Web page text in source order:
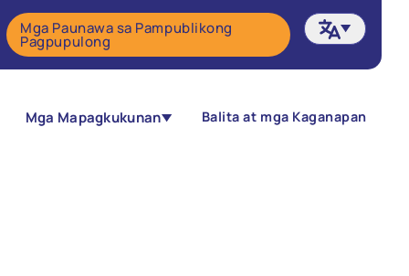
Mga Paunawa sa Pampublikong
Pagpupulong
Mga Mapagkukunan Balita at mga Kaganapan